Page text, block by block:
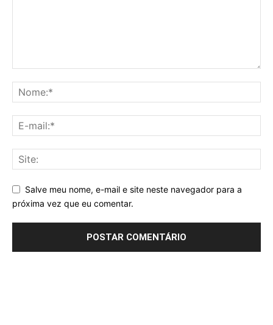
Salve meu nome, e-mail e site neste navegador para a
próxima vez que eu comentar.